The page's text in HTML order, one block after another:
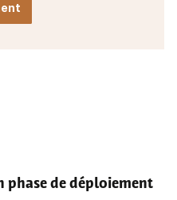
phase de déploiement